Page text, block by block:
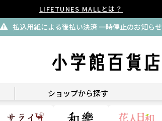
LIFETUNES MALLとは？
払込用紙による後払い決済 一時停止のお知らせ
ショップから探す
BE-PAL